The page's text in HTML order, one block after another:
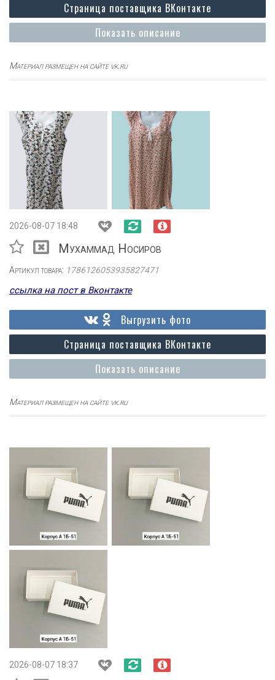
Показать описание
Страница поставщика ВКонтакте
Материал размещен на сайте vk.ru
2026-08-07 18:48
Мухаммад Носиров
Артикул товара: 1786126053935827471
ссылка на пост в Вконтакте
Показать описание
Страница поставщика ВКонтакте
Выгрузить фото
Материал размещен на сайте vk.ru
2026-08-07 18:37